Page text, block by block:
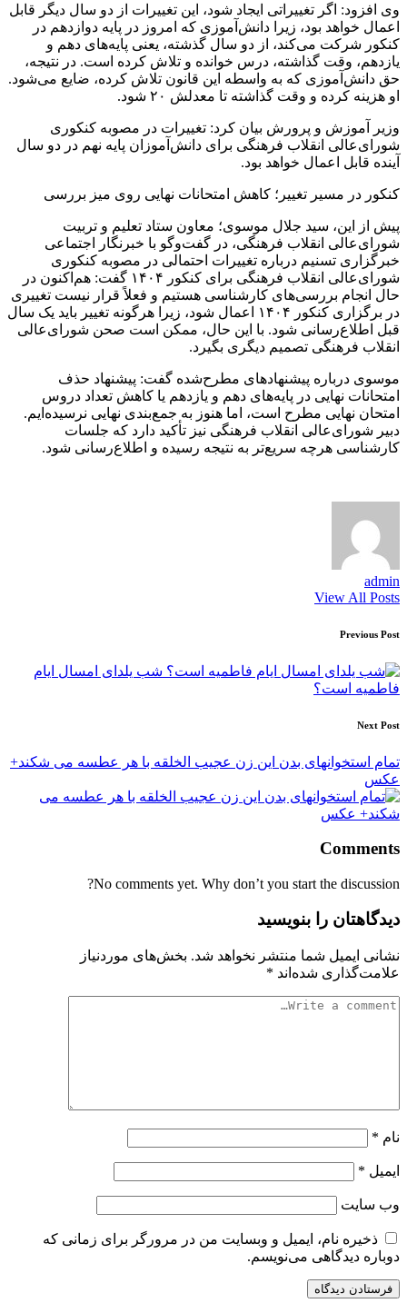
وی افزود: اگر تغییراتی ایجاد شود، این تغییرات از دو سال دیگر قابل
اعمال خواهد بود، زیرا دانش‌آموزی که امروز در پایه دوازدهم در
کنکور شرکت می‌کند، از دو سال گذشته، یعنی پایه‌های دهم و
یازدهم، وقت گذاشته، درس خوانده و تلاش کرده است. در نتیجه،
حق دانش‌آموزی که به واسطه این قانون تلاش کرده، ضایع می‌شود.
او هزینه کرده و وقت گذاشته تا معدلش ۲۰ شود.
وزیر آموزش و پرورش بیان کرد: تغییرات در مصوبه کنکوری
شورای‌عالی انقلاب فرهنگی برای دانش‌آموزان پایه نهم در دو سال
آینده قابل اعمال خواهد بود.
کنکور در مسیر تغییر؛ کاهش امتحانات نهایی روی میز بررسی
پیش از این، سید جلال موسوی؛ معاون ستاد تعلیم و تربیت
شورای‌عالی انقلاب فرهنگی، در گفت‌وگو با خبرنگار اجتماعی
خبرگزاری تسنیم درباره تغییرات احتمالی در مصوبه کنکوری
شورای‌عالی انقلاب فرهنگی برای کنکور ۱۴۰۴ گفت: هم‌اکنون در
حال انجام بررسی‌های کارشناسی هستیم و فعلاً قرار نیست تغییری
در برگزاری کنکور ۱۴۰۴ اعمال شود، زیرا هرگونه تغییر باید یک سال
قبل اطلاع‌رسانی شود. با این حال، ممکن است صحن شورای‌عالی
انقلاب فرهنگی تصمیم دیگری بگیرد.
موسوی درباره پیشنهادهای مطرح‌شده گفت: پیشنهاد حذف
امتحانات نهایی در پایه‌های دهم و یازدهم یا کاهش تعداد دروس
امتحان نهایی مطرح است، اما هنوز به جمع‌بندی نهایی نرسیده‌ایم.
دبیر شورای‌عالی انقلاب فرهنگی نیز تأکید دارد که جلسات
کارشناسی هرچه سریع‌تر به نتیجه رسیده و اطلاع‌رسانی شود.
admin
View All Posts
Post
navigation
Previous Post
شب یلدای امسال ایام
فاطمیه است؟
Next Post
تمام استخوانهای بدن این زن عجیب الخلقه با هر عطسه می شکند+
عکس
Comments
No comments yet. Why don’t you start the discussion?
دیدگاهتان را بنویسید
نشانی ایمیل شما منتشر نخواهد شد. بخش‌های موردنیاز
علامت‌گذاری شده‌اند *
نام *
ایمیل *
وب‌ سایت
ذخیره نام، ایمیل و وبسایت من در مرورگر برای زمانی که
دوباره دیدگاهی می‌نویسم.